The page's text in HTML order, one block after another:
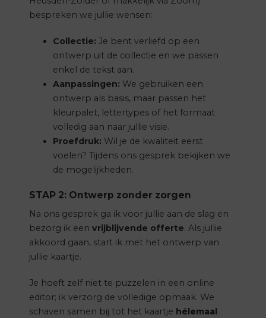
bespreken we jullie wensen:
Collectie: Je bent verliefd op een
ontwerp uit de collectie en we passen
enkel de tekst aan.
Aanpassingen: We gebruiken een
ontwerp als basis, maar passen het
kleurpalet, lettertypes of het formaat
volledig aan naar jullie visie.
Proefdruk: Wil je de kwaliteit eerst
voelen? Tijdens ons gesprek bekijken we
de mogelijkheden.
STAP 2: Ontwerp zonder zorgen
Na ons gesprek ga ik voor jullie aan de slag en
bezorg ik een vrijblijvende offerte. Als jullie
akkoord gaan, start ik met het ontwerp van
jullie kaartje.
Je hoeft zelf niet te puzzelen in een online
editor; ik verzorg de volledige opmaak. We
schaven samen bij tot het kaartje hélemaal